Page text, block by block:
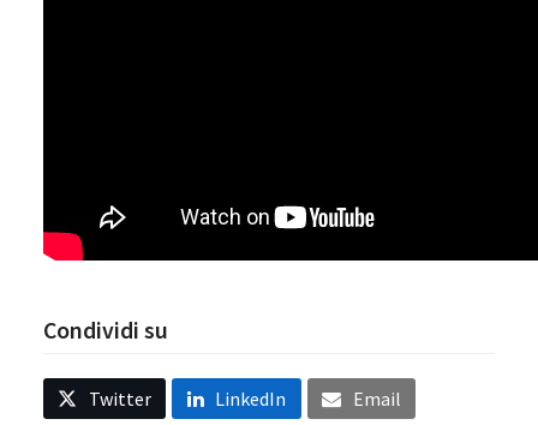
Condividi su
Twitter LinkedIn Email